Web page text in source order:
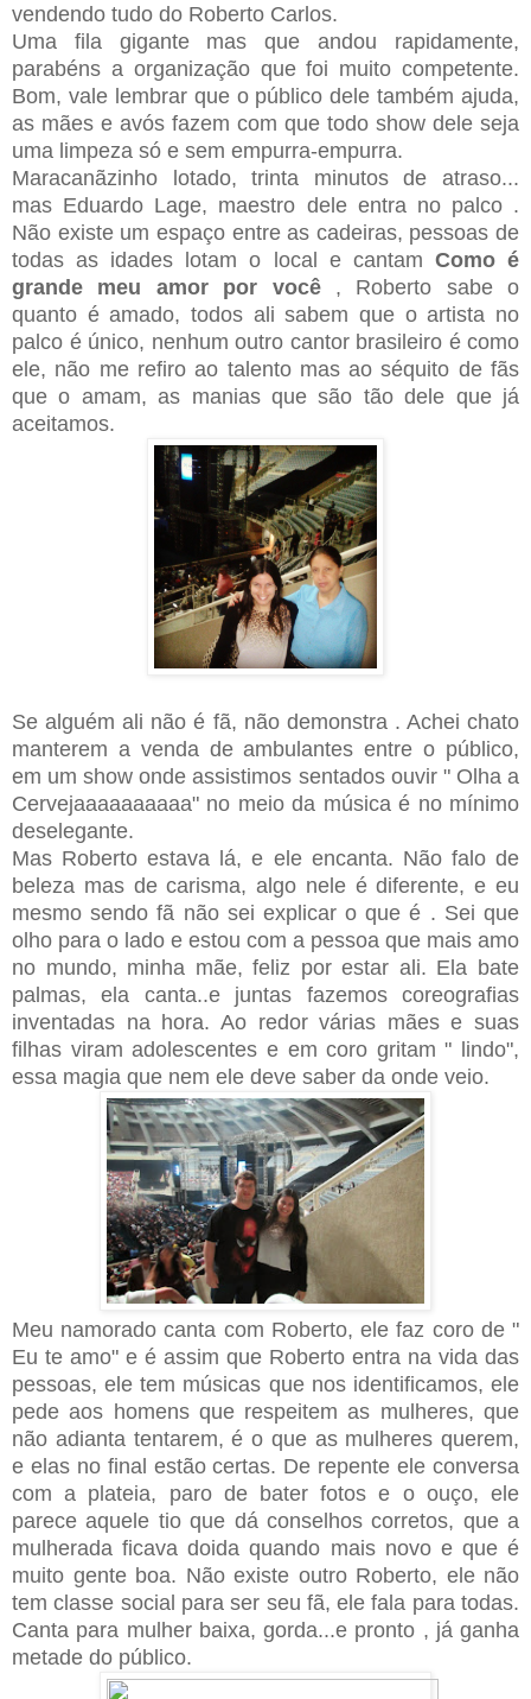
vendendo tudo do Roberto Carlos.
Uma fila gigante mas que andou rapidamente,
parabéns a organização que foi muito competente.
Bom, vale lembrar que o público dele também ajuda,
as mães e avós fazem com que todo show dele seja
uma limpeza só e sem empurra-empurra.
Maracanãzinho lotado, trinta minutos de atraso...
mas Eduardo Lage, maestro dele entra no palco .
Não existe um espaço entre as cadeiras, pessoas de
todas as idades lotam o local e cantam Como é
grande meu amor por você , Roberto sabe o
quanto é amado, todos ali sabem que o artista no
palco é único, nenhum outro cantor brasileiro é como
ele, não me refiro ao talento mas ao séquito de fãs
que o amam, as manias que são tão dele que já
aceitamos.
Se alguém ali não é fã, não demonstra . Achei chato
manterem a venda de ambulantes entre o público,
em um show onde assistimos sentados ouvir " Olha a
Cervejaaaaaaaaaa" no meio da música é no mínimo
deselegante.
Mas Roberto estava lá, e ele encanta. Não falo de
beleza mas de carisma, algo nele é diferente, e eu
mesmo sendo fã não sei explicar o que é . Sei que
olho para o lado e estou com a pessoa que mais amo
no mundo, minha mãe, feliz por estar ali. Ela bate
palmas, ela canta..e juntas fazemos coreografias
inventadas na hora. Ao redor várias mães e suas
filhas viram adolescentes e em coro gritam " lindo",
essa magia que nem ele deve saber da onde veio.
Meu namorado canta com Roberto, ele faz coro de "
Eu te amo" e é assim que Roberto entra na vida das
pessoas, ele tem músicas que nos identificamos, ele
pede aos homens que respeitem as mulheres, que
não adianta tentarem, é o que as mulheres querem,
e elas no final estão certas. De repente ele conversa
com a plateia, paro de bater fotos e o ouço, ele
parece aquele tio que dá conselhos corretos, que a
mulherada ficava doida quando mais novo e que é
muito gente boa. Não existe outro Roberto, ele não
tem classe social para ser seu fã, ele fala para todas.
Canta para mulher baixa, gorda...e pronto , já ganha
metade do público.